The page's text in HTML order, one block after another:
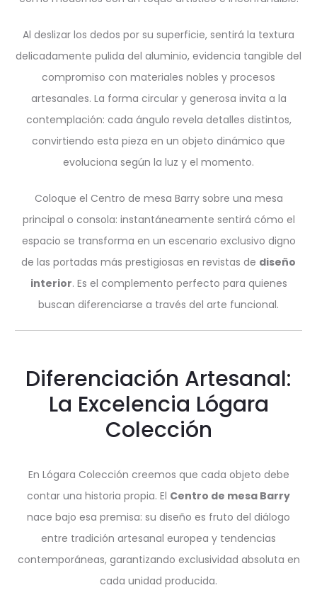
Al deslizar los dedos por su superficie, sentirá la textura
delicadamente pulida del aluminio, evidencia tangible del
compromiso con materiales nobles y procesos
artesanales. La forma circular y generosa invita a la
contemplación: cada ángulo revela detalles distintos,
convirtiendo esta pieza en un objeto dinámico que
evoluciona según la luz y el momento.
Coloque el Centro de mesa Barry sobre una mesa
principal o consola: instantáneamente sentirá cómo el
espacio se transforma en un escenario exclusivo digno
de las portadas más prestigiosas en revistas de diseño
interior. Es el complemento perfecto para quienes
buscan diferenciarse a través del arte funcional.
Diferenciación Artesanal:
La Excelencia Lógara
Colección
En Lógara Colección creemos que cada objeto debe
contar una historia propia. El Centro de mesa Barry
nace bajo esa premisa: su diseño es fruto del diálogo
entre tradición artesanal europea y tendencias
contemporáneas, garantizando exclusividad absoluta en
cada unidad producida.